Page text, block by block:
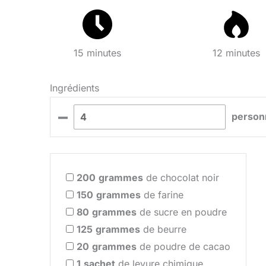
15 minutes 12 minutes
Ingrédients
–
200 grammes de chocolat noir
150 grammes de farine
80 grammes de sucre en poudre
125 grammes de beurre
20 grammes de poudre de cacao
1 sachet de levure chimique